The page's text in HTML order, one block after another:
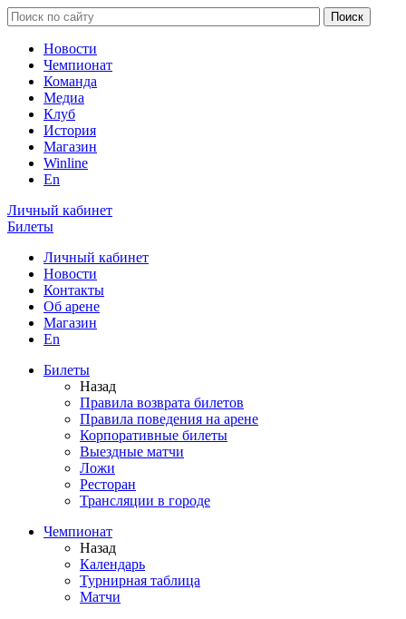
Новости
Чемпионат
Команда
Медиа
Клуб
История
Магазин
Winline
En
Личный кабинет
Билеты
Личный кабинет
Новости
Контакты
Об арене
Магазин
En
Билеты
Назад
Правила возврата билетов
Правила поведения на арене
Корпоративные билеты
Выездные матчи
Ложи
Ресторан
Трансляции в городе
Чемпионат
Назад
Календарь
Турнирная таблица
Матчи